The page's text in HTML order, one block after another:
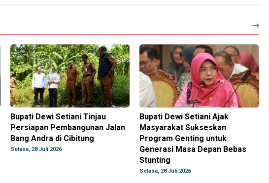
Bupati Dewi Setiani Tinjau
Persiapan Pembangunan Jalan
Bang Andra di Cibitung
Selasa, 28 Juli 2026
Bupati Dewi Setiani Ajak
Masyarakat Sukseskan
Program Genting untuk
Generasi Masa Depan Bebas
Stunting
Selasa, 28 Juli 2026